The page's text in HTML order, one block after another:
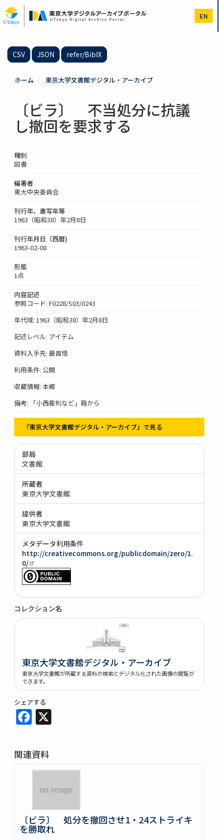
イ
ン
EN
CSV JSON refer/BibIX
ホーム 東京大学文書館デジタル・アーカイブ
〔ビラ〕 不当処分に抗議
し撤回を要求する
種別
図書
編著者
東大中央委員会
刊行年、書写年等
1963（昭和38）年2月8日
刊行年月日（西暦)
1963-02-08
形態
1点
内容記述
参照コード: F0228/S03/0243
年代域: 1963（昭和38）年2月8日
記述レベル: アイテム
資料入手先: 最首悟
利用条件: 公開
収蔵情報: 本郷
備考: 「小西裁判など」箱から
『東京大学文書館デジタル・アーカイブ』で見る
部局
文書館
所蔵者
東京大学文書館
提供者
東京大学文書館
メタデータ利用条件
http://creativecommons.org/publicdomain/zero/1.
0/
コレクション名
東京大学文書館デジタル・アーカイブ
東京大学文書館が所蔵する資料の検索とデジタル化された画像の閲覧が
できます。
シェアする
Facebook
関連資料
〔ビラ〕 処分を撤回させ1・24ストライキ
を勝取れ